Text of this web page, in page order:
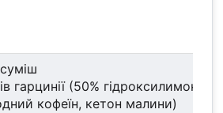
гарцинії (50% гідроксилимонної
кофеїн, кетон малини)